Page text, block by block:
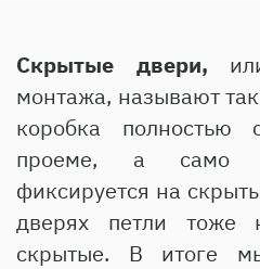
Скрытые двери,
монтажа, называют
коробка полностью
проеме, а само
фиксируется на
дверях петли тоже
скрытые. В итоге